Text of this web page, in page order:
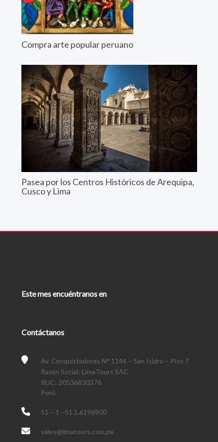
Compra arte popular peruano
Pasea por los Centros Históricos de Arequipa,
Cusco y Lima
Este mes encuéntranos en
Contáctanos
Av. Conquistadores N° 1144 – San Isidro – Piso 7
Razón Social: LimaTours SAC
RUC: 20536830376
Perú
51 – 1 –51.1.6196900
sales@limatours.com.pe